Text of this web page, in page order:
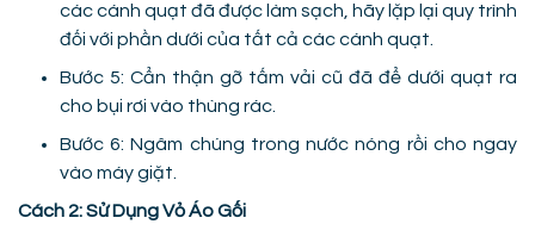
các cánh quạt đã được làm sạch, hãy lặp lại quy trình
đối với phần dưới của tất cả các cánh quạt.
Bước 5: Cẩn thận gỡ tấm vải cũ đã để dưới quạt ra
cho bụi rơi vào thùng rác.
Bước 6: Ngâm chúng trong nước nóng rồi cho ngay
vào máy giặt.
Cách 2: Sử Dụng Vỏ Áo Gối